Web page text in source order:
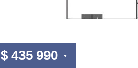
$ 435 990